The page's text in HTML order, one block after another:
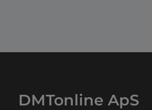
DMTonline ApS